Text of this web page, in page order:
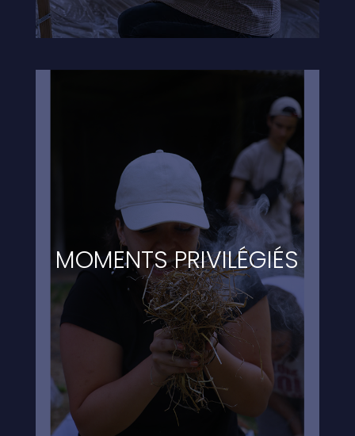
MOMENTS PRIVILÉGIÉS